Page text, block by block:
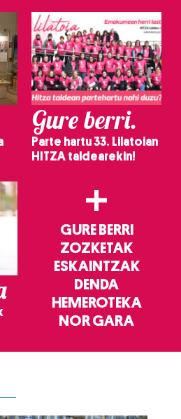
Gure berri.
Parte hartu 33. Lilatoian
HITZA taldearekin!
+
GURE BERRI
ZOZKETAK
ESKAINTZAK
DENDA
HEMEROTEKA
NOR GARA